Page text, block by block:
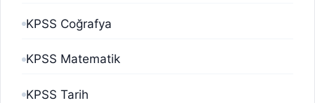
KPSS Coğrafya
KPSS Matematik
KPSS Tarih